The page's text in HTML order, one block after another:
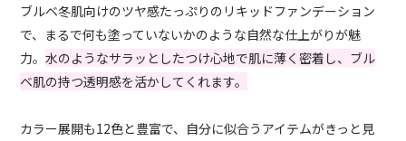
ブルベ冬肌向けのツヤ感たっぷりのリキッドファンデーション
で、まるで何も塗っていないかのような自然な仕上がりが魅
力。水のようなサラッとしたつけ心地で肌に薄く密着し、ブル
ベ肌の持つ透明感を活かしてくれます。
カラー展開も12色と豊富で、自分に似合うアイテムがきっと見